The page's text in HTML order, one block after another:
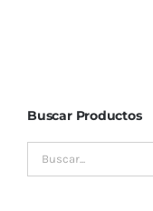
Buscar Productos